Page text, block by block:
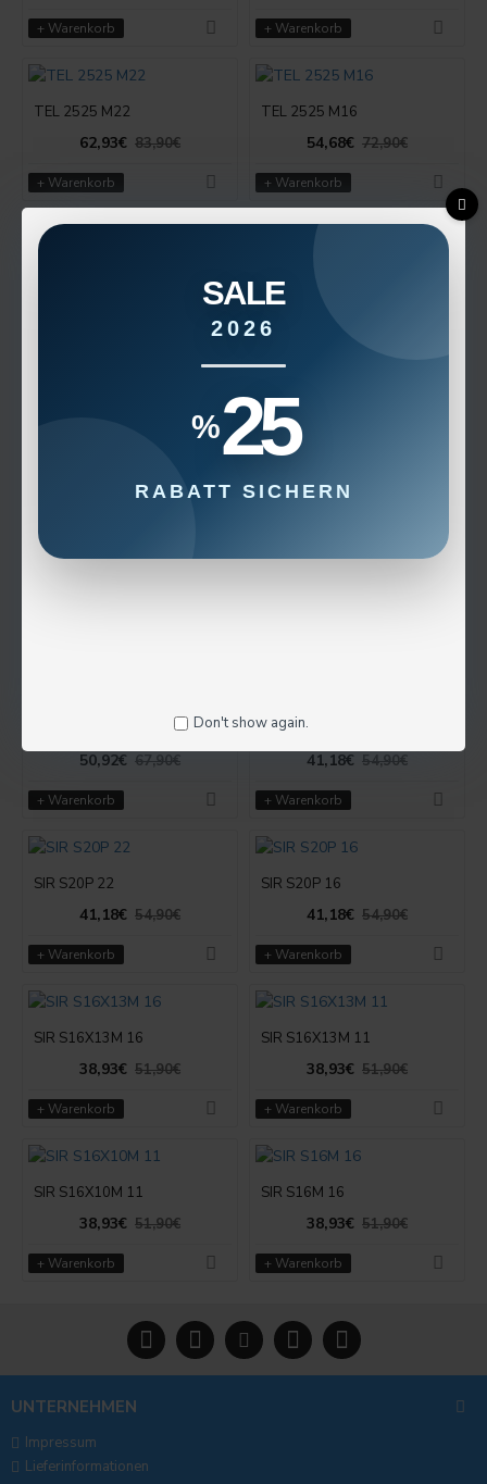
SALE
2026
%25
RABATT SICHERN
Don't show again.
+ Warenkorb + Warenkorb
TEL 2525 M22
62,93€ 83,90€
+ Warenkorb
TEL 2525 M16
54,68€ 72,90€
+ Warenkorb
48,68€
+ Warenkorb
SIR S32S 22C
+ Warenkorb
50,92€ 67,90€
+ Warenkorb
SIR S20X16P 16
41,18€ 54,90€
+ Warenkorb
SIR S20P 22
41,18€ 54,90€
+ Warenkorb
SIR S20P 16
41,18€ 54,90€
+ Warenkorb
SIR S16X13M 16
38,93€ 51,90€
+ Warenkorb
SIR S16X13M 11
38,93€ 51,90€
+ Warenkorb
SIR S16X10M 11
38,93€ 51,90€
+ Warenkorb
SIR S16M 16
38,93€ 51,90€
+ Warenkorb
UNTERNEHMEN
Impressum
Lieferinformationen